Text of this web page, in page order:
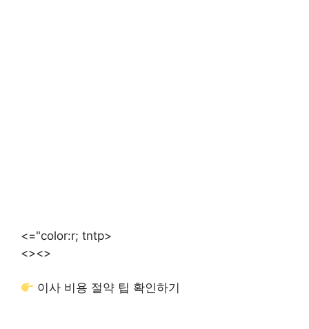
<="color:r; tntp>
<><>
이사 비용 절약 팁 확인하기